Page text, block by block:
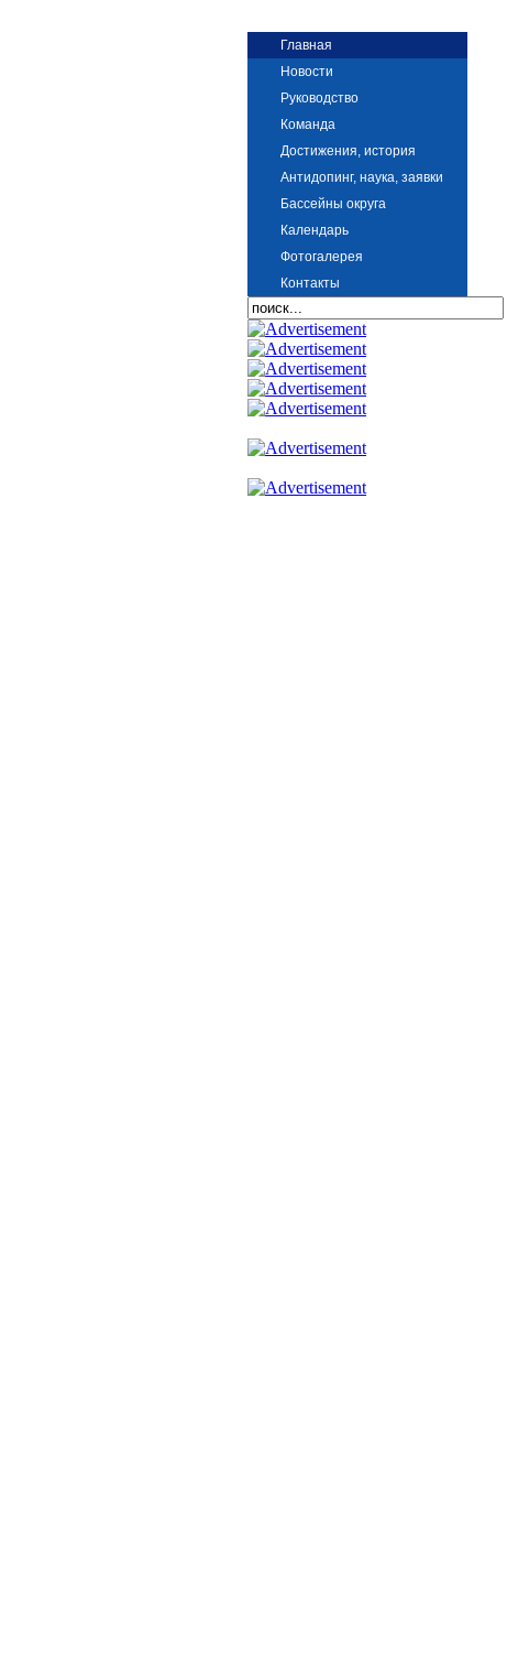
Главная
Новости
Руководство
Команда
Достижения, история
Антидопинг, наука, заявки
Бассейны округа
Календарь
Фотогалерея
Контакты